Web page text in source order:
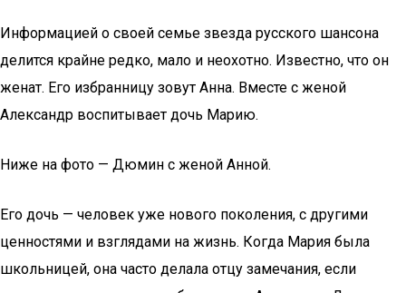
Информацией о своей семье звезда русского шансона
делится крайне редко, мало и неохотно. Известно, что он
женат. Его избранницу зовут Анна. Вместе с женой
Александр воспитывает дочь Марию.
Ниже на фото — Дюмин с женой Анной.
Его дочь — человек уже нового поколения, с другими
ценностями и взглядами на жизнь. Когда Мария была
школьницей, она часто делала отцу замечания, если